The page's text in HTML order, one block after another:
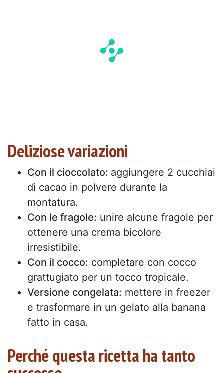
Deliziose variazioni
Con il cioccolato: aggiungere 2 cucchiai
di cacao in polvere durante la
montatura.
Con le fragole: unire alcune fragole per
ottenere una crema bicolore
irresistibile.
Con il cocco: completare con cocco
grattugiato per un tocco tropicale.
Versione congelata: mettere in freezer
e trasformare in un gelato alla banana
fatto in casa.
Perché questa ricetta ha tanto